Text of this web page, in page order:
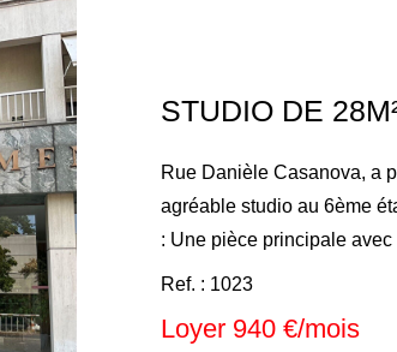
STUDIO DE
Rue Danièle Casanova, a
agréable studio au 6ème
: Une pièce principale avec balcon donnant sur cuisine
aménagée, Une salle
locataires sont de : 1 mois
Ref. : 1023
Loyer 940 €/mois